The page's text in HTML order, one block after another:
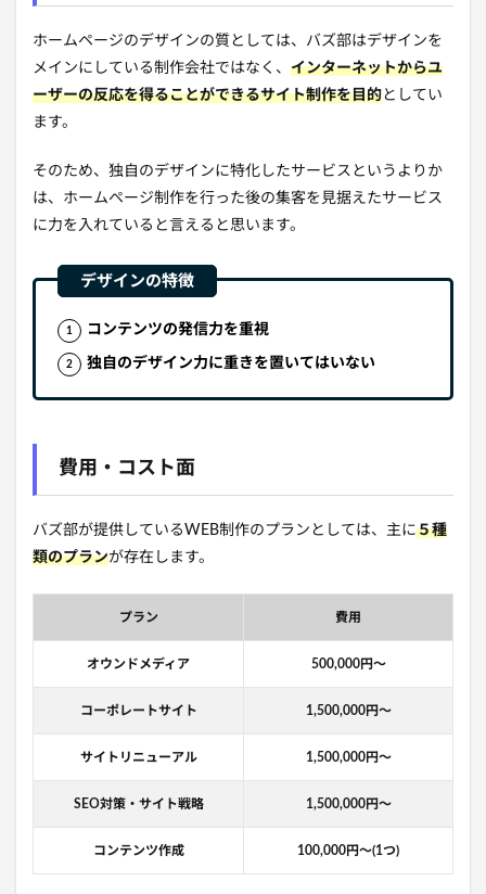
ホームページのデザインの質としては、バズ部はデザインを
メインにしている制作会社ではなく、 インターネットからユ
ーザーの反応を得ることができるサイト制作を目的としてい
ます。
そのため、独自のデザインに特化したサービスというよりか
は、ホームページ制作を行った後の集客を見据えたサービス
に力を入れていると言えると思います。
コンテンツの発信力を重視
独自のデザイン力に重きを置いてはいない
費用・コスト面
バズ部が提供しているWEB制作のプランとしては、主に５種
類のプランが存在します。
プラン 費用
オウンドメディア 500,000円〜
コーポレートサイト 1,500,000円〜
サイトリニューアル 1,500,000円〜
SEO対策・サイト戦略 1,500,000円〜
コンテンツ作成 100,000円〜(1つ)